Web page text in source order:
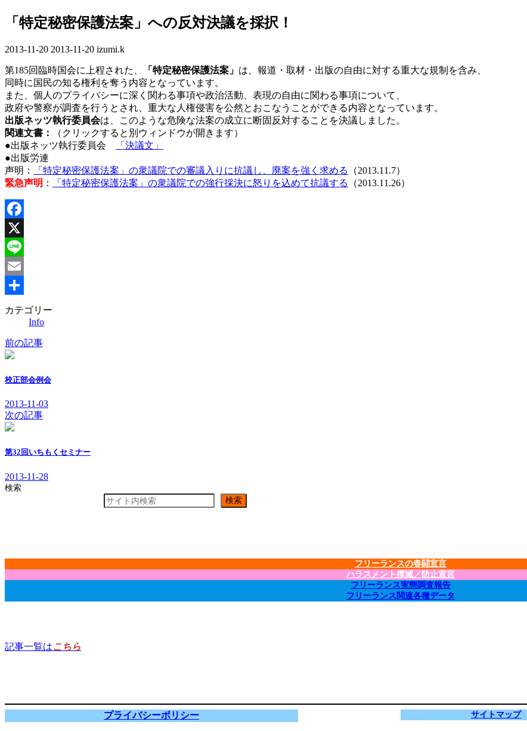
「特定秘密保護法案」への反対決議を採択！
2013-11-20 最
更
新
日
時
:
2013-11-20 izumi.k
第185回臨時国会に上程された、 「特定秘密保護法案」 は、報道・取材・出版の自由に対する重大な規制を含み、
同時に国民の知る権利を奪う内容となっています。
また、個人のプライバシーに深く関わる事項や政治活動、表現の自由に関わる事項について、
政府や警察が調査を行うとされ、重大な人権侵害を公然とおこなうことができる内容となっています。
出版ネッツ執行委員会は、このような危険な法案の成立に断固反対することを決議しました。
関連文書：
（クリックすると別ウィンドウが開きます）
●出版ネッツ執行委員会
「決議文」
●出版労連
声明：
「特定秘密保護法案」の衆議院での審議入りに抗議し、廃案を強く求める
（2013.11.7）
緊急声明 ： 「特定秘密保護法案」の衆議院での強行採決に怒りを込めて抗議する （2013.11.26）
Facebook
X
Line
Email
共
カテゴリー
Info
前の記事
校正部会例会
2013-11-03
次の記事
第32回いちもくセミナー
2013-11-28
検索
検索
フリーランスの春闘宣言
ハラスメント撲滅／防止宣言
フリーランス実態調査報告
フリーランス関連各種データ
記事一覧はこちら
プライバシーポリシー サイトマップ